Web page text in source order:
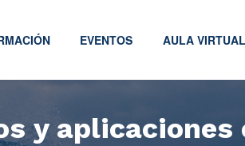
EVENTOS AULA VIRTUAL
y aplicaciones